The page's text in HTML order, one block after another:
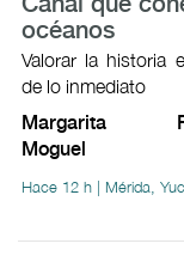
océanos
Valorar la historia
de lo inmediato
Margarita
Moguel
Hace 12 h | Mérida,